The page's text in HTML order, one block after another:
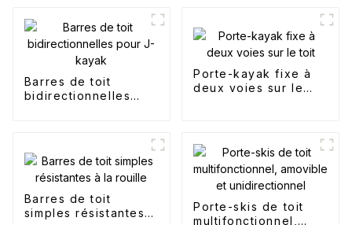
Barres de toit
bidirectionnelles
Porte-kayak fixe à
deux voies sur le
Barres de toit
simples résistantes à
Porte-skis de toit
multifonctionnel,